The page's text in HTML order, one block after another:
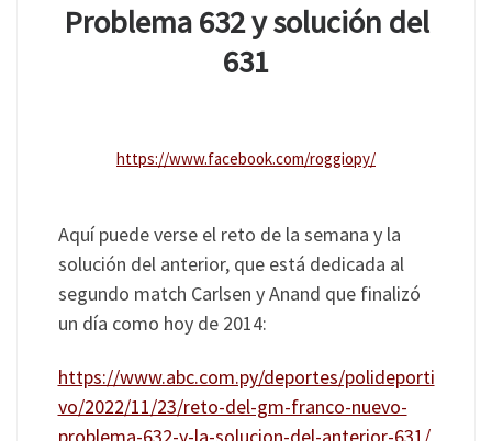
Problema 632 y solución del
631
https://www.facebook.com/roggiopy/
Aquí puede verse el reto de la semana y la
solución del anterior, que está dedicada al
segundo match Carlsen y Anand que finalizó
un día como hoy de 2014:
https://www.abc.com.py/deportes/polideporti
vo/2022/11/23/reto-del-gm-franco-nuevo-